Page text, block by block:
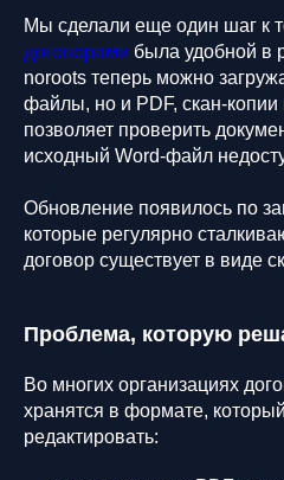
Мы сделали еще один шаг к
договорами была удобной в
noroots теперь можно
файлы, но и PDF, скан-
позволяет проверить
исходный Word-файл
Обновление появилось по
которые регулярно
договор существует в виде
Проблема, которую
Во многих организациях
хранятся в формате,
редактировать: